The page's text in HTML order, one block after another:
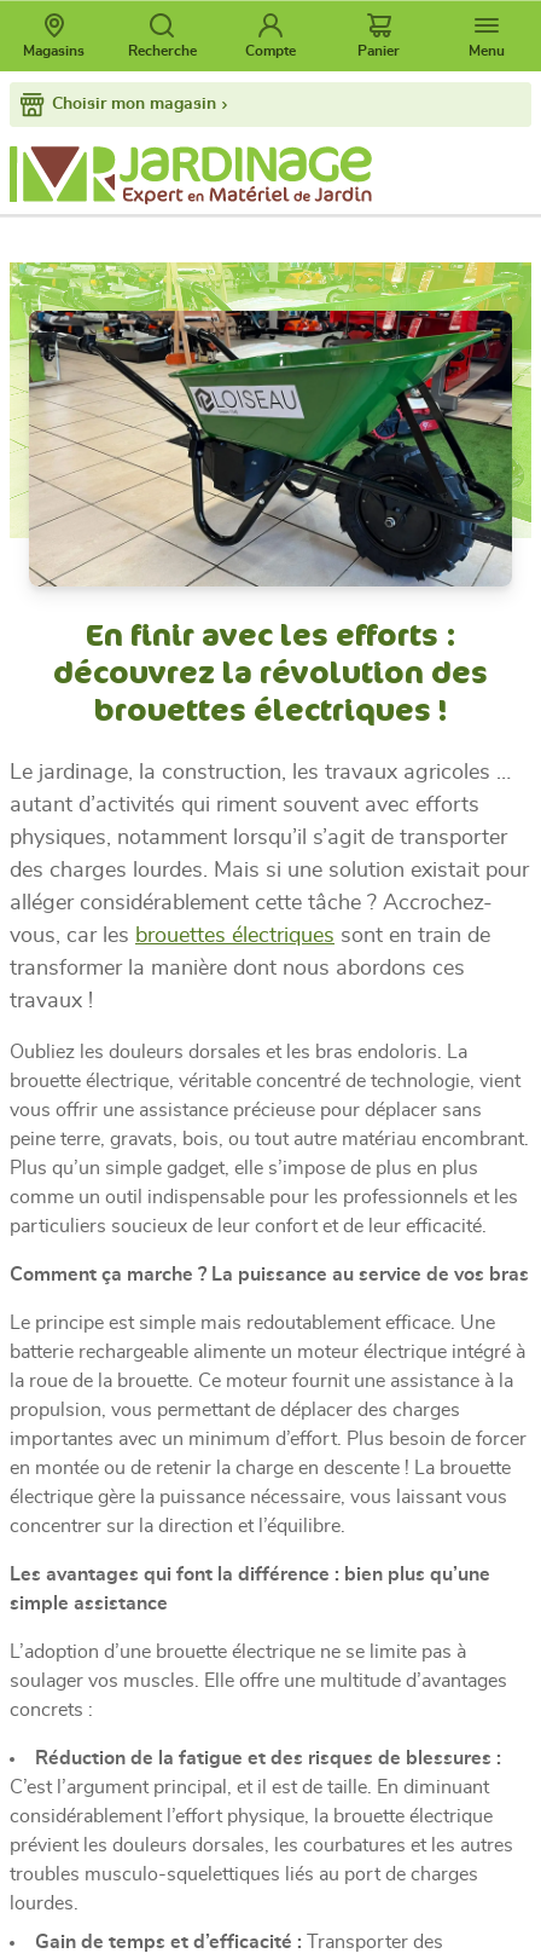
Choisir mon magasin
Magasins Recherche Compte Panier Menu
En finir avec les efforts :
découvrez la révolution des
brouettes électriques !
Le jardinage, la construction, les travaux agricoles …
autant d’activités qui riment souvent avec efforts
physiques, notamment lorsqu’il s’agit de transporter
des charges lourdes. Mais si une solution existait pour
alléger considérablement cette tâche ? Accrochez-
vous, car les brouettes électriques sont en train de
transformer la manière dont nous abordons ces
travaux !
Oubliez les douleurs dorsales et les bras endoloris. La
brouette électrique, véritable concentré de technologie, vient
vous offrir une assistance précieuse pour déplacer sans
peine terre, gravats, bois, ou tout autre matériau encombrant.
Plus qu’un simple gadget, elle s’impose de plus en plus
comme un outil indispensable pour les professionnels et les
particuliers soucieux de leur confort et de leur efficacité.
Comment ça marche ? La puissance au service de vos bras
Le principe est simple mais redoutablement efficace. Une
batterie rechargeable alimente un moteur électrique intégré à
la roue de la brouette. Ce moteur fournit une assistance à la
propulsion, vous permettant de déplacer des charges
importantes avec un minimum d’effort. Plus besoin de forcer
en montée ou de retenir la charge en descente ! La brouette
électrique gère la puissance nécessaire, vous laissant vous
concentrer sur la direction et l’équilibre.
Les avantages qui font la différence : bien plus qu’une
simple assistance
L’adoption d’une brouette électrique ne se limite pas à
soulager vos muscles. Elle offre une multitude d’avantages
concrets :
Réduction de la fatigue et des risques de blessures :
C’est l’argument principal, et il est de taille. En diminuant
considérablement l’effort physique, la brouette électrique
prévient les douleurs dorsales, les courbatures et les autres
troubles musculo-squelettiques liés au port de charges
lourdes.
Gain de temps et d’efficacité : Transporter des